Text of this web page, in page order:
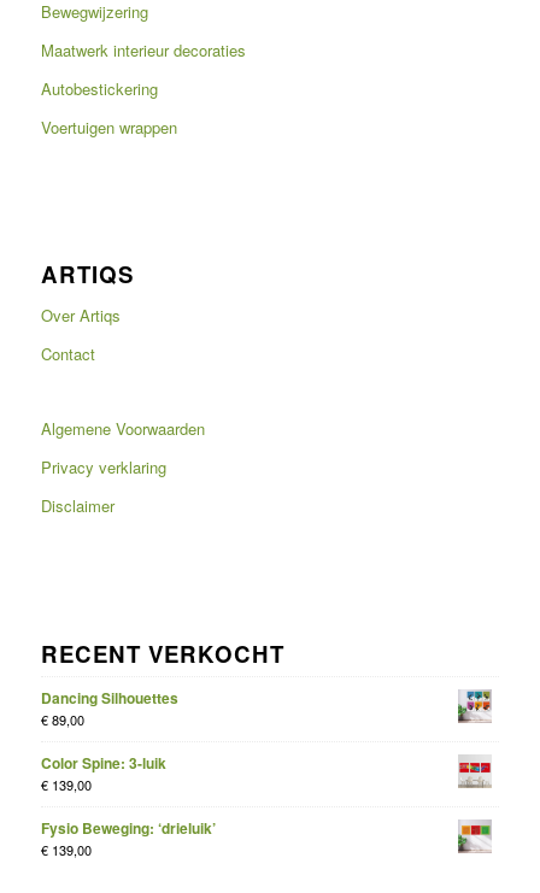
Bewegwijzering
Maatwerk interieur decoraties
Autobestickering
Voertuigen wrappen
ARTIQS
Over Artiqs
Contact
Algemene Voorwaarden
Privacy verklaring
Disclaimer
RECENT VERKOCHT
Dancing Silhouettes
€89,00
Color Spine: 3-luik
€139,00
Fysio Beweging: ‘drieluik’
€139,00